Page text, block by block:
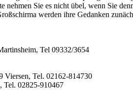
nehmen Sie es nicht übel, wenn Sie
werden ihre Gedanken
Tel 09332/3654
Viersen, Tel. 02162-814730
Tel. 02825-910467